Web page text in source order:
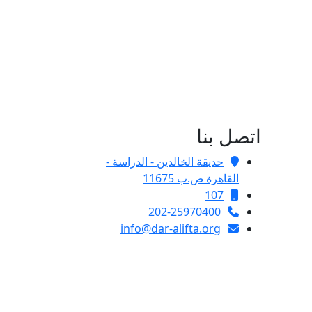
اتصل بنا
حديقة الخالدين - الدراسة -
القاهرة ص.ب 11675
107
202-25970400
info@dar-alifta.org